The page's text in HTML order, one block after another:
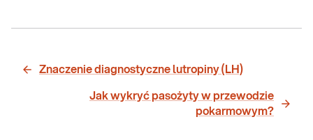
Znaczenie diagnostyczne lutropiny (LH)
Jak wykryć pasożyty w przewodzie
pokarmowym?